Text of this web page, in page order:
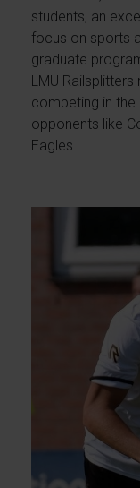
students, an
focus on sports
graduate
LMU
competing in the
opponents like
Eagles.